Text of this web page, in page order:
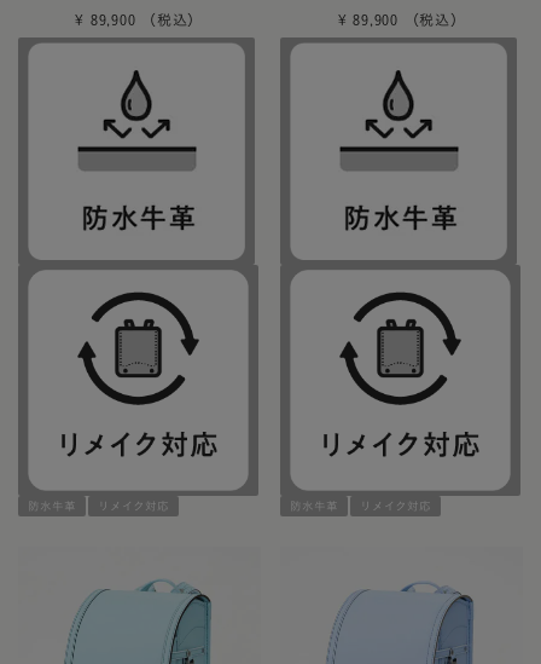
¥ 89,900
防水牛革 リメイク対応
¥ 89,900
防水牛革 リメイク対応